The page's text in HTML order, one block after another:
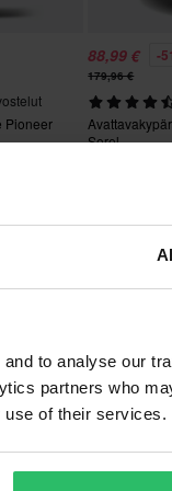
to analyse our
partners who
use of their services.
Pioneer
88,99 € -
179,96 €
Serel